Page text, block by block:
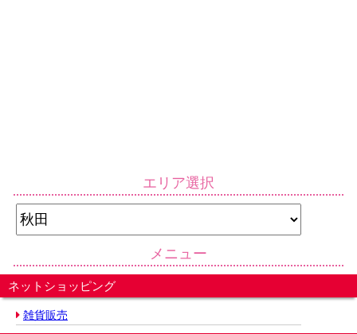
エリア選択
メニュー
ネットショッピング
雑貨販売